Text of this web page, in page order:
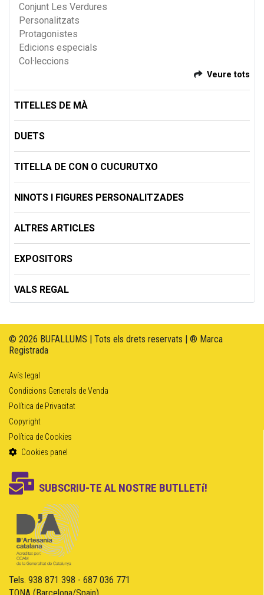
Conjunt Les Verdures
Personalitzats
Protagonistes
Edicions especials
Col·leccions
Veure tots
TITELLES DE MÀ
DUETS
TITELLA DE CON O CUCURUTXO
NINOTS I FIGURES PERSONALITZADES
ALTRES ARTICLES
EXPOSITORS
VALS REGAL
© 2026 BUFALLUMS | Tots els drets reservats | ® Marca
Registrada
Avís legal
Condicions Generals de Venda
Política de Privacitat
Copyright
Política de Cookies
Cookies panel
SUBSCRIU-TE AL NOSTRE BUTLLETí!
Tels. 938 871 398 - 687 036 771